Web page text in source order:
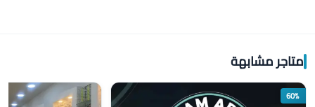
متاجر مشابهة
60%